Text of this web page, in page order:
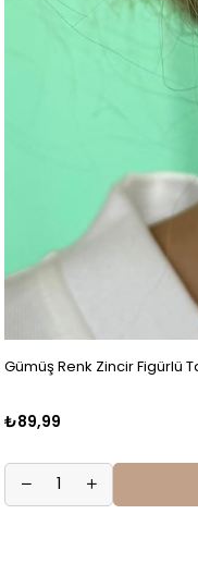
Gümüş Renk Zincir Figürlü
₺89,99